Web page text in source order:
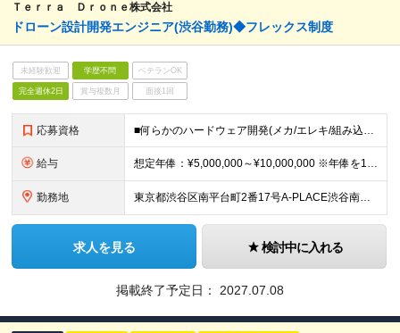
Ｔｅｒｒａ Ｄｒｏｎｅ株式会社
ドローン設計開発エンジニア(渋谷勤務)◆フレックス制度
未経験歓迎 学歴不問 ベテランOK
完全週休2日 賞与複数月 面接1回
応募資格 ■何らかのハードウェア開発(メカ/エレキ/組み込み制御分野)へのコミット経験 ┗特定分野でも責任を持って開発活動にコミットしたご経験を重視 学生時代でもOK ■未経験でも自ら学び、実行に移していくとい
給与 想定年俸：¥5,000,000～¥10,000,000 ※年俸を12で割り、1/12を月額支給分とします。 月額：¥416,667～¥833,334 基本給：¥308,167～¥616,434 みなし
勤務地 東京都渋谷区南平台町2番17号A-PLACE渋谷南平台4階 （変更の範囲） 当社の支社およびグループ会社拠点 本ポジションは原則就業場所の変更はございません。
求人を見る 検討中に入れる
掲載終了予定日： 2027.07.08